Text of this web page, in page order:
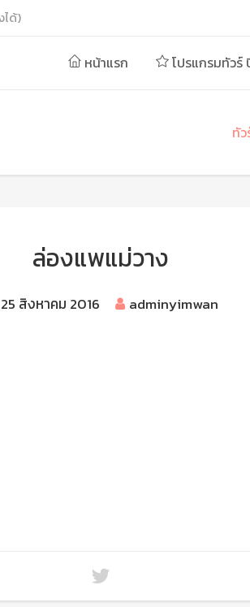
ได้)
หน้าแรก โปรแกรมทัวร์
ทั
ล่องแพแม่วาง
25 สิงหาคม 2016 adminyimwan